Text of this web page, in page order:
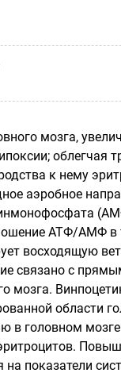
мозга,
облегчая
к нему
аэробное
АТФ/АМФ в
восходящую
связано с
мозга.
области
в головном
на показатели